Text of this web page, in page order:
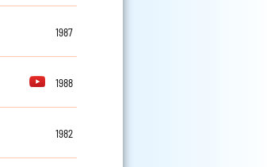
1987
1988
1982